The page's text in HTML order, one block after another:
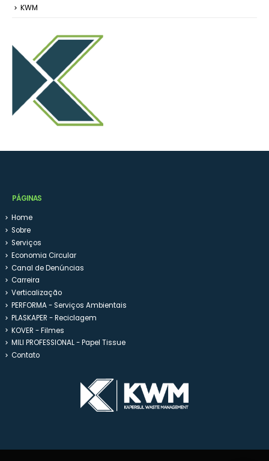
KWM
PÁGINAS
Home
Sobre
Serviços
Economia Circular
Canal de Denúncias
Carreira
Verticalização
PERFORMA - Serviços Ambientais
PLASKAPER - Reciclagem
KOVER - Filmes
MILI PROFESSIONAL - Papel Tissue
Contato